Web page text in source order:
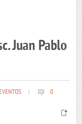
Juan Pablo
0